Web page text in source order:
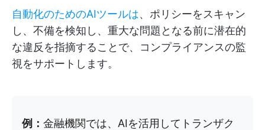
自動化のためのAIツールは、ポリシーをスキャン
し、不備を検知し、重大な問題となる前に潜在的
な違反を指摘することで、コンプライアンスの監
視をサポートします。
例： 金融機関では、AIを活用してトランザク